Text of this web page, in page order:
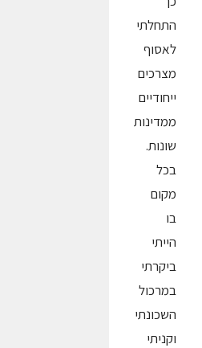
התחלתי
לאסוף
מצרכים
ייחודיים
ממדינות
שונות.
בכל
מקום
בו
הייתי
ביקרתי
במרכול
השכונתי
וקניתי